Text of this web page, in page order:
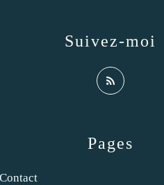
Pages
Contact
Suivez-moi